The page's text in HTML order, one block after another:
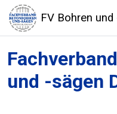
Zum Hauptinhalt
FV Bohren und
und -sägen